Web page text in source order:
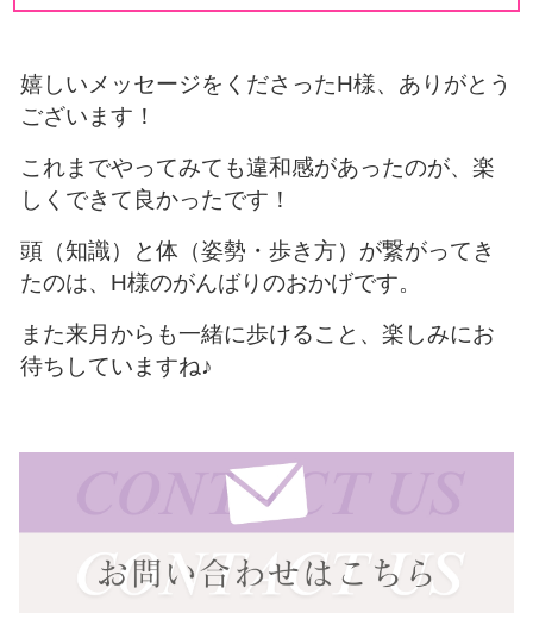
嬉しいメッセージをくださったH様、ありがとう
ございます！
これまでやってみても違和感があったのが、楽
しくできて良かったです！
頭（知識）と体（姿勢・歩き方）が繋がってき
たのは、H様のがんばりのおかげです。
また来月からも一緒に歩けること、楽しみにお
待ちしていますね♪